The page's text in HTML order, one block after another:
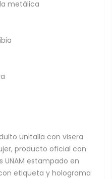
metálica
unitalla con visera
producto oficial con
UNAM estampado en
etiqueta y holograma